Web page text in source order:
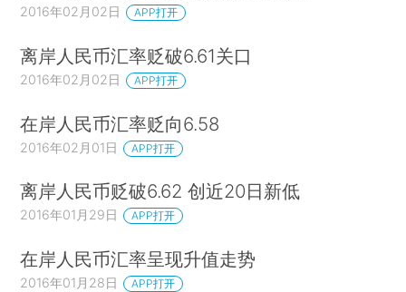
2016年02月02日 APP打开
离岸人民币汇率贬破6.61关口
2016年02月02日 APP打开
在岸人民币汇率贬向6.58
2016年02月01日 APP打开
离岸人民币贬破6.62 创近20日新低
2016年01月29日 APP打开
在岸人民币汇率呈现升值走势
2016年01月28日 APP打开